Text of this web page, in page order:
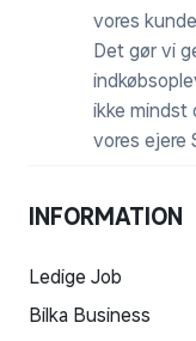
vores
Det gør vi
ikke mindst
vores ejere
INFORMATION
Ledige Job
Bilka Business